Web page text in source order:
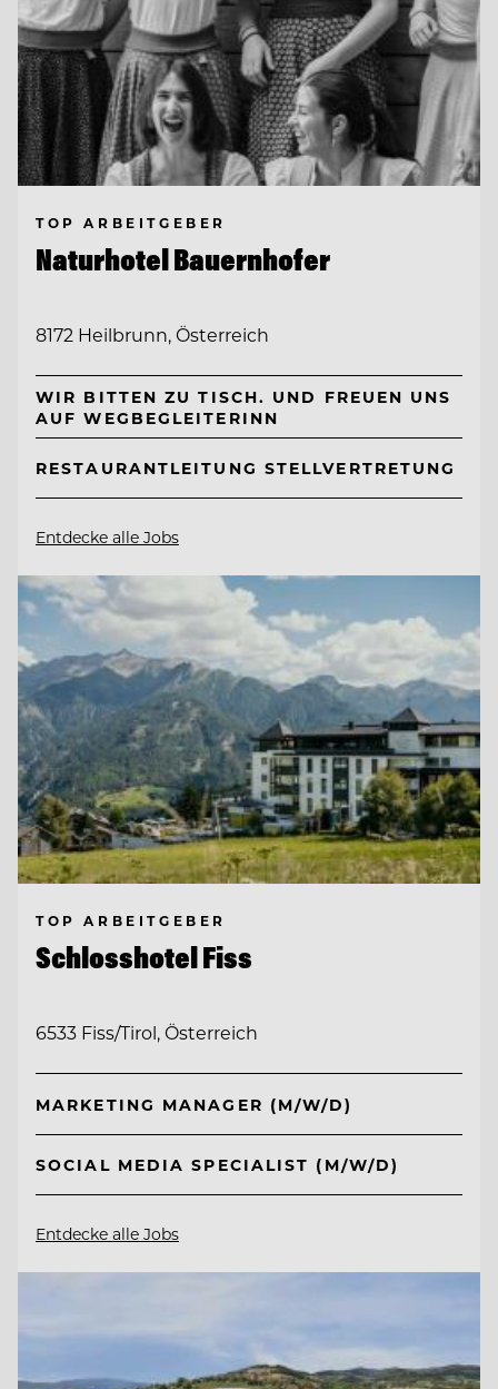
TOP ARBEITGEBER
Naturhotel Bauernhofer
8172 Heilbrunn, Österreich
WIR BITTEN ZU TISCH. UND FREUEN UNS
AUF WEGBEGLEITERINN
RESTAURANTLEITUNG STELLVERTRETUNG
Entdecke alle Jobs
TOP ARBEITGEBER
Schlosshotel Fiss
6533 Fiss/Tirol, Österreich
MARKETING MANAGER (M/W/D)
SOCIAL MEDIA SPECIALIST (M/W/D)
Entdecke alle Jobs